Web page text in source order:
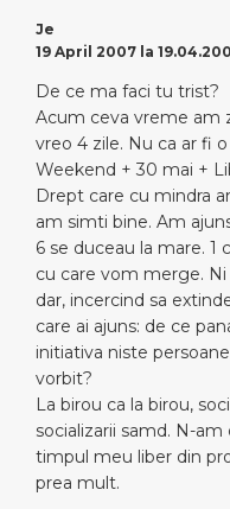
Je
19 April 2007 la
De ce ma faci tu trist?
Acum ceva vreme am
vreo 4 zile. Nu ca ar fi
Weekend + 30 mai +
Drept care cu mindra
am simti bine. Am
6 se duceau la mare. 1
cu care vom merge.
dar, incercind sa
care ai ajuns: de ce
initiativa niste
vorbit?
La birou ca la birou,
socializarii samd. N-
timpul meu liber din
prea mult.